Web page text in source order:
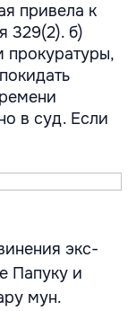
привела к
329(2). б)
прокуратуры,
в суд. Если
экс-
Папуку и
мун.